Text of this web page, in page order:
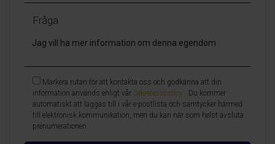
Fråga
Markera rutan för att kontakta oss och godkänna att din
information används enligt vår Sekretesspolicy . Du kommer
automatiskt att läggas till i vår e-postlista och samtycker härmed
till elektronisk kommunikation, men du kan när som helst avsluta
prenumerationen